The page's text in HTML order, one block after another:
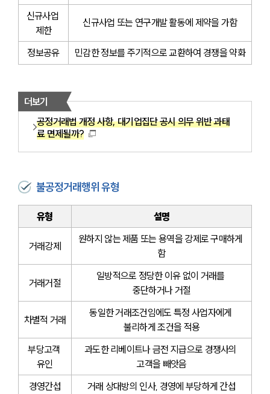
신규사업
제한
신규사업 또는 연구개발 활동에 제약을 가함
정보공유 민감한 정보를 주기적으로 교환하여 경쟁을 약화
더보기
공정거래법 개정 사항, 대기업집단 공시 의무 위반 과태
료 면제될까?
불공정거래행위 유형
유형 설명
거래강제
원하지 않는 제품 또는 용역을 강제로 구매하게
함
거래거절
일방적으로 정당한 이유 없이 거래를
중단하거나 거절
차별적 거래
동일한 거래조건임에도 특정 사업자에게
불리하게 조건을 적용
부당고객
유인
과도한 리베이트나 금전 지급으로 경쟁사의
고객을 빼앗음
경영간섭
거래 상대방의 인사, 경영에 부당하게 간섭